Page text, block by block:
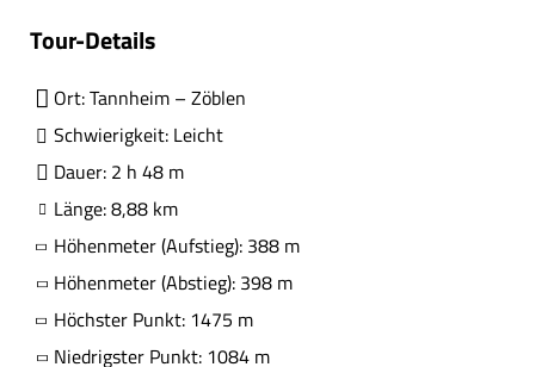
Tour-Details
Ort: Tannheim – Zöblen
Schwierigkeit: Leicht
Dauer: 2 h 48 m
Länge: 8,88 km
Höhenmeter (Aufstieg): 388 m
Höhenmeter (Abstieg): 398 m
Höchster Punkt: 1475 m
Niedrigster Punkt: 1084 m